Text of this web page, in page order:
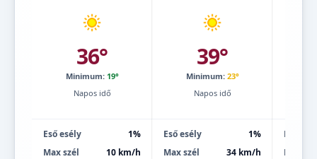
36°
Minimum: 19°
Napos idő
Eső esély
1%
Max szél
10 km/h
39°
Minimum: 23°
Napos idő
Eső esély
1%
Max szél
34 km/h
Eső
Max